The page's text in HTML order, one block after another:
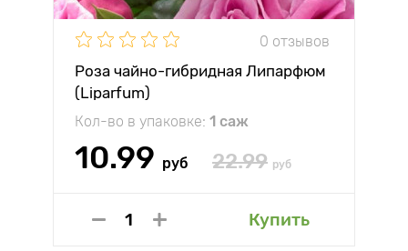
0 отзывов
Роза чайно-гибридная Липарфюм
(Liparfum)
Кол-во в упаковке: 1 саж
10.99 руб 22.99 руб
Купить